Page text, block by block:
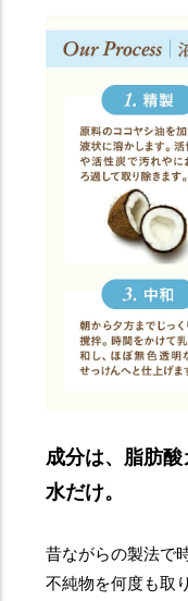
成分は、脂肪
水だけ。
昔ながらの製法で
不純物を何度も取